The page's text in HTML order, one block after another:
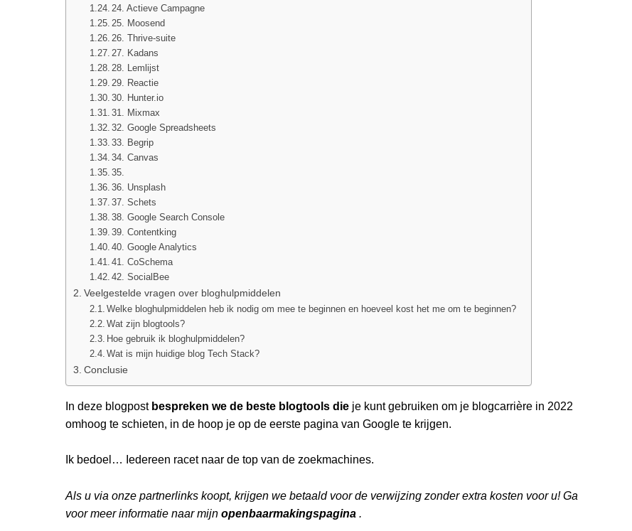
24. Actieve Campagne
25. Moosend
26. Thrive-suite
27. Kadans
28. Lemlijst
29. Reactie
30. Hunter.io
31. Mixmax
32. Google Spreadsheets
33. Begrip
34. Canvas
35.
36. Unsplash
37. Schets
38. Google Search Console
39. Contentking
40. Google Analytics
41. CoSchema
42. SocialBee
Veelgestelde vragen over bloghulpmiddelen
Welke bloghulpmiddelen heb ik nodig om mee te beginnen en hoeveel kost het me om te beginnen?
Wat zijn blogtools?
Hoe gebruik ik bloghulpmiddelen?
Wat is mijn huidige blog Tech Stack?
Conclusie
In deze blogpost bespreken we de beste blogtools die je kunt gebruiken om je blogcarrière in 2022
omhoog te schieten, in de hoop je op de eerste pagina van Google te krijgen.
Ik bedoel… Iedereen racet naar de top van de zoekmachines.
Als u via onze partnerlinks koopt, krijgen we betaald voor de verwijzing zonder extra kosten voor u! Ga
voor meer informatie naar mijn openbaarmakingspagina .